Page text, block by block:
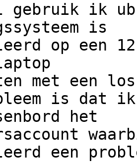
gebruik ik
is
op een
met een
is dat
het
een